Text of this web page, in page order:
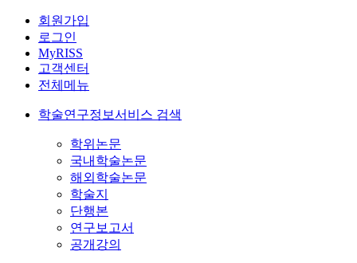
회원가입
로그인
MyRISS
고객센터
전체메뉴
학술연구정보서비스 검색
학위논문
국내학술논문
해외학술논문
학술지
단행본
연구보고서
공개강의